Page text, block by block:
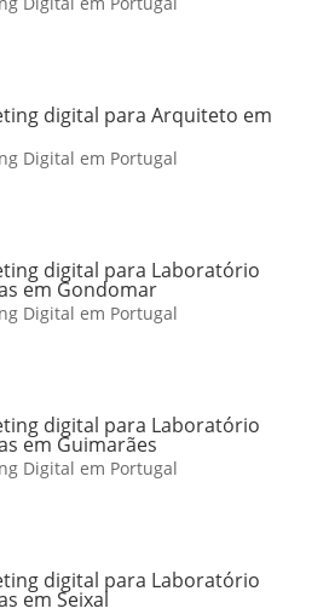
digital para Arquiteto em
Digital em Portugal
digital para Laboratório
em Gondomar
Digital em Portugal
digital para Laboratório
em Guimarães
Digital em Portugal
digital para Laboratório
em Seixal